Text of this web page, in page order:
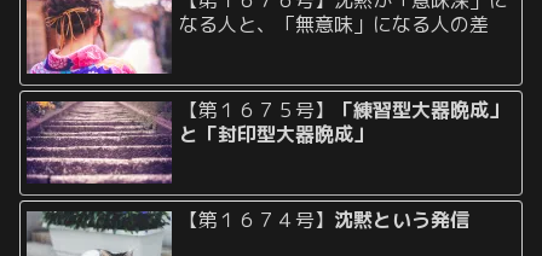
なる人と、「無意味」になる人の差
【第１６７５号】
「練習型大器晩成」
と「封印型大器晩成」
【第１６７４号】 沈黙という発信